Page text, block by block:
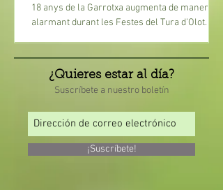
18 anys de la Garrotxa augmenta de manera
alarmant durant les Festes del Tura d’Olot.
¿Quieres estar al día?
Suscríbete a nuestro boletín
¡Suscríbete!